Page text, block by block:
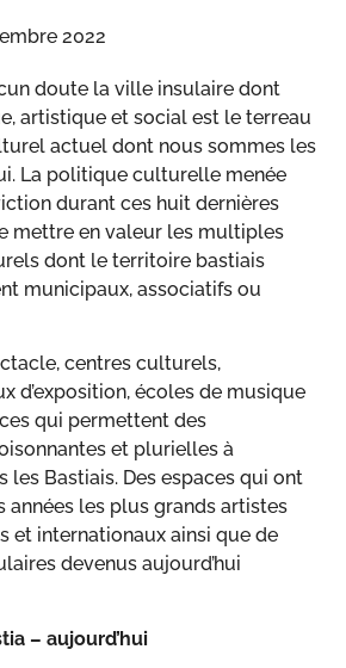
2022
doute la ville insulaire dont
artistique et social est le terreau
actuel dont nous sommes les
La politique culturelle menée
durant ces huit dernières
mettre en valeur les multiples
dont le territoire bastiais
municipaux, associatifs ou
centres culturels,
d’exposition, écoles de musique
qui permettent des
et plurielles à
les Bastiais. Des espaces qui ont
années les plus grands artistes
et internationaux ainsi que de
devenus aujourd’hui
– aujourd’hui